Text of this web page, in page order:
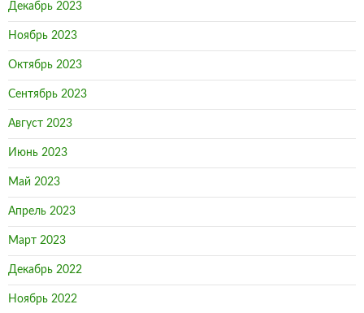
Декабрь 2023
Ноябрь 2023
Октябрь 2023
Сентябрь 2023
Август 2023
Июнь 2023
Май 2023
Апрель 2023
Март 2023
Декабрь 2022
Ноябрь 2022